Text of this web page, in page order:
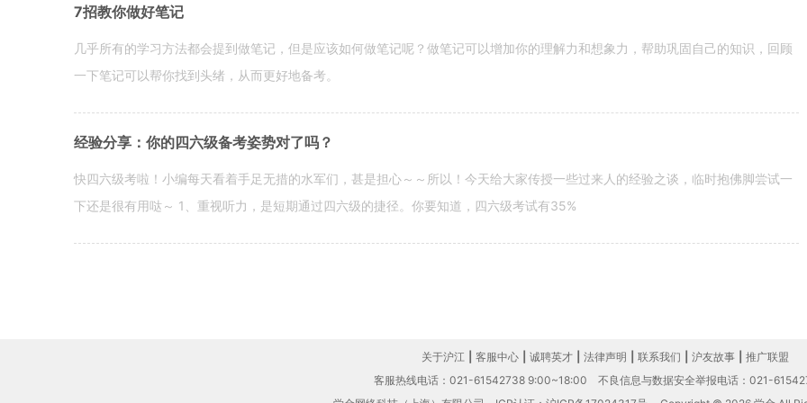
7招教你做好笔记
几乎所有的学习方法都会提到做笔记，但是应该如何做笔记呢？做笔记可以增加你的理解力和想象力，帮助巩固自己的知识，回顾
一下笔记可以帮你找到头绪，从而更好地备考。
经验分享：你的四六级备考姿势对了吗？
快四六级考啦！小编每天看着手足无措的水军们，甚是担心～～所以！今天给大家传授一些过来人的经验之谈，临时抱佛脚尝试一
下还是很有用哒～ 1、重视听力，是短期通过四六级的捷径。你要知道，四六级考试有35%
关于沪江 客服中心 诚聘英才 法律声明 联系我们 沪友故事
推广联盟
客服热线电话：021-61542738 9:00~18:00
不良信息与数据安全举报电话：021-